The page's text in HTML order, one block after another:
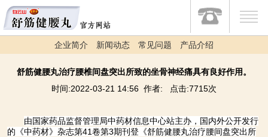
企业简介 新闻动态 常见问题 产品介绍
舒筋健腰丸治疗腰椎间盘突出所致的坐骨神经痛具有良好作用。
时间:2022-03-21 14:56 作者: 点击:7715次
由国家药品监督管理局中药材信息中心站主办，国内外公开发行
的《中药材》杂志第41卷第3期刊登《舒筋健腰丸治疗腰间盘突出所